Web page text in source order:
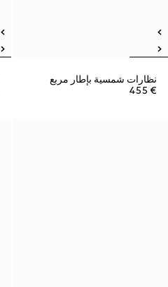
نظارات شمسية بإطار مربع
€ 455